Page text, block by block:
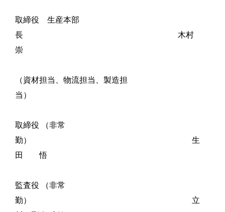
取締役 生産本部
長 木村
崇
（資材担当、物流担当、製造担
当）
取締役 （非常
勤） 生
田 悟
監査役 （非常
勤） 立